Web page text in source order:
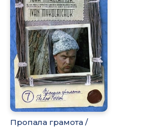
Пропала грамота /